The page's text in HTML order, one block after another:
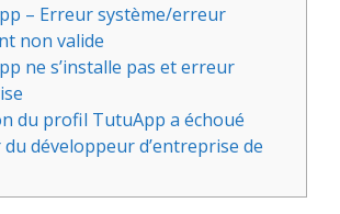
– Erreur système/erreur
non valide
ne s’installe pas et erreur
du profil TutuApp a échoué
développeur d’entreprise de